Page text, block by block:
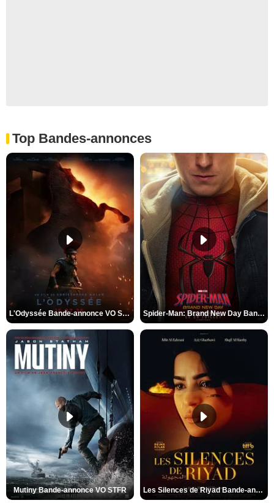
Top Bandes-annonces
L'Odyssée Bande-annonce VO STFR Spider-Man: Brand New Day Bande-annonce VO STFR
Mutiny Bande-annonce VO STFR Les Silences de Riyad Bande-annonce VO STFR